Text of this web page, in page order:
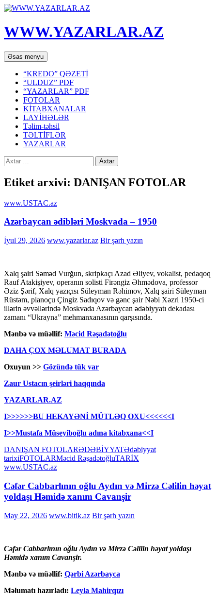
WWW.YAZARLAR.AZ
Axtar
Əsas menyu Mühtəviyyata
keç
“KREDO” QƏZETİ
“ULDUZ” PDF
“YAZARLAR” PDF
FOTOLAR
KİTABXANALAR
LAYİHƏLƏR
Təlim-təhsil
TƏLTİFLƏR
YAZARLAR
Axtarış:
Etiket arxivi: DANIŞAN FOTOLAR
www.USTAC.az
Azərbaycan ədibləri Moskvada – 1950
İyul 29, 2026 www.yazarlar.az Bir şərh yazın
Xalq şairi Səməd Vurğun, skripkaçı Azad Əliyev, vokalist, pedaqoq
Rauf Atakişiyev, operanın solisti Firəngiz Əhmədova, professor
Əziz Şərif, Xalq yazıçısı Süleyman Rəhimov, Xalq şairi Süleyman
Rüstəm, pianoçu Çingiz Sadıqov və gənc şair Nəbi Xəzri 1950-ci
illərin əvvəllərində Moskvada Azərbaycan ədəbiyyatı dekadası
zamanı “Ukrayna” mehmanxanasının qarşısında.
Mənbə və müəllif: Məcid Rəşadətoğlu
DAHA ÇOX MƏLUMAT BURADA
Oxuyun >> Gözündə tük var
Zaur Ustacın şeirləri haqqında
YAZARLAR.AZ
I>>>>>>BU HEKAYƏNİ MÜTLƏQ OXU<<<<<<I
I>>Mustafa Müseyiboğlu adına kitabxana<<I
DANIŞAN FOTOLARƏDƏBİYYATƏdəbiyyat
tarixiFOTOLARMəcid RəşadətoğluTARİX
www.USTAC.az
Cəfər Cabbarlının oğlu Aydın və Mirzə Cəlilin həyat
yoldaşı Həmidə xanım Cavanşir
May 22, 2026 www.bitik.az Bir şərh yazın
Cəfər Cabbarlının oğlu Aydın və Mirzə Cəlilin həyat yoldaşı
Həmidə xanım Cavanşir.
Mənbə və müəllif: Qərbi Azərbayca
Məlumatı hazırladı: Leyla Mahirqızı